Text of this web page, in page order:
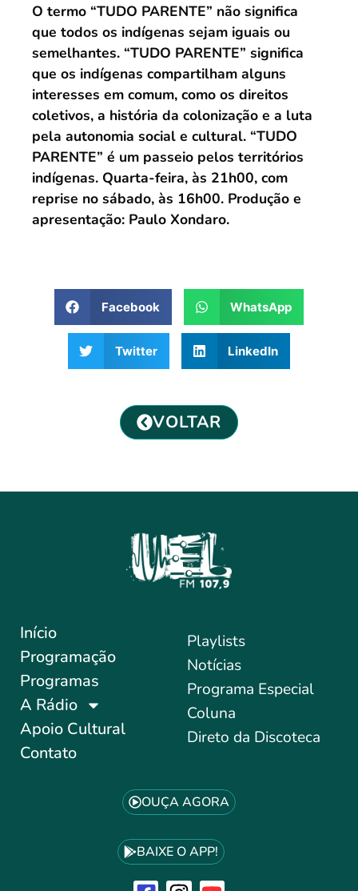
O termo “TUDO PARENTE” não significa
que todos os indígenas sejam iguais ou
semelhantes. “TUDO PARENTE” significa
que os indígenas compartilham alguns
interesses em comum, como os direitos
coletivos, a história da colonização e a luta
pela autonomia social e cultural. “TUDO
PARENTE” é um passeio pelos territórios
indígenas. Quarta-feira, às 21h00, com
reprise no sábado, às 16h00. Produção e
apresentação: Paulo Xondaro.
Facebook WhatsApp
Twitter LinkedIn
VOLTAR
Início
Programação
Programas
A Rádio
Apoio Cultural
Contato
Playlists
Notícias
Programa Especial
Coluna
Direto da Discoteca
OUÇA AGORA
BAIXE O APP!